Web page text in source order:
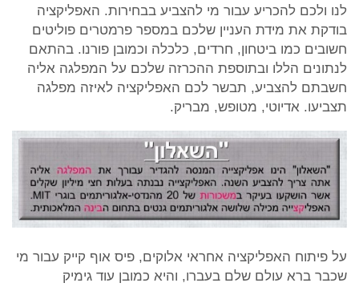
לנו ולכם להכריע עבור מי להצביע בבחירות. האפליקציה
בודקת את מידת העניין שלכם במספר פרמטרים פוליטים
חשובים כמו ביטחון, חרדים, כלכלה וכמובן פורנו. בהתאם
לנתונים הללו ובתוספת ההכרזה שלכם על המפלגה אליה
חשבתם להצביע, תבשר לכם האפליקציה לאיזה מפלגה
תצביעו. אדיוטי, מטופש, מבריק.
על פיתוח האפליקציה אחראי אלוקים, פיס אוף קייק עבור מי
שכבר ברא עולם שלם בעברו, והיא כמובן עוד גימיק